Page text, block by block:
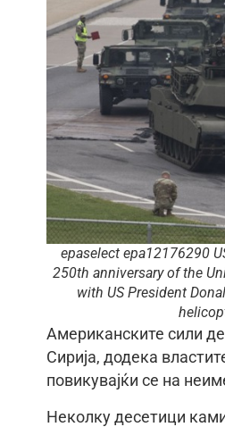
epaselect epa12176290
250th anniversary of the
with US President
Американските сили
Сирија, додека
повикувајќи се на
Неколку десетици